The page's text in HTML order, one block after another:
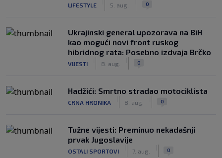
LIFESTYLE 5. aug. 0
Ukrajinski general upozorava na BiH
kao mogući novi front ruskog
hibridnog rata: Posebno izdvaja Brčko
VIJESTI 8. aug. 0
Hadžići: Smrtno stradao motociklista
CRNA HRONIKA 8. aug. 0
Tužne vijesti: Preminuo nekadašnji
prvak Jugoslavije
OSTALI SPORTOVI 7. aug. 0